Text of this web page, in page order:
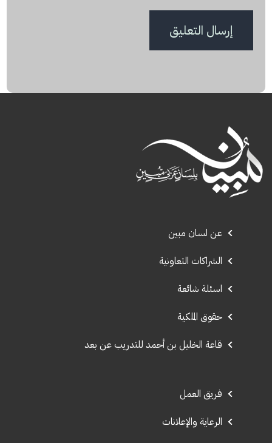
عن لسان مبين
الشراكات التعاونية
اسئلة شائعة
حقوق الملكية
قاعة الخليل بن أحمد للتدريب عن بعد
فريق العمل
الرعاية والإعلانات